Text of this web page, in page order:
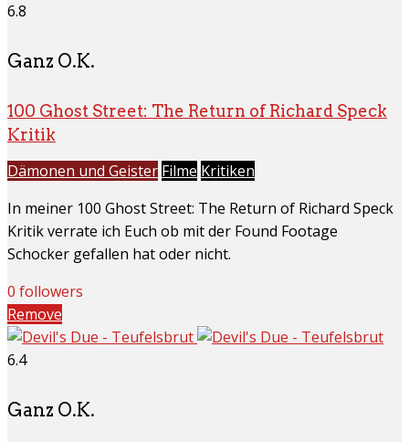
6.8
Ganz O.K.
100 Ghost Street: The Return of Richard Speck
Kritik
Dämonen und Geister Filme Kritiken
In meiner 100 Ghost Street: The Return of Richard Speck
Kritik verrate ich Euch ob mit der Found Footage
Schocker gefallen hat oder nicht.
0 followers
Remove
6.4
Ganz O.K.